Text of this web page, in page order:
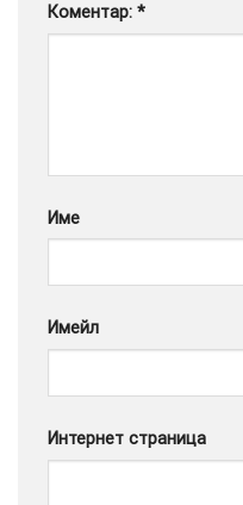
Коментар: *
Име
Имейл
Интернет страница
УСЛУГИ ОПЦИИ